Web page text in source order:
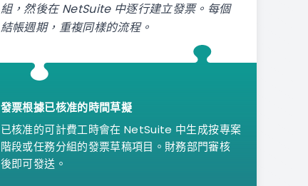
組，然後在 NetSuite 中逐行建立發票。每個
結帳週期，重複同樣的流程。
發票根據已核准的時間草擬
已核准的可計費工時會在 NetSuite 中生成按專案
階段或任務分組的發票草稿項目。財務部門審核
後即可發送。